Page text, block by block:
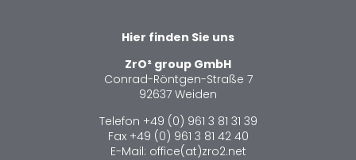
Hier finden Sie uns
ZrO² group GmbH
Conrad-Röntgen-Straße 7
92637 Weiden
Telefon +49 (0) 961 3 81 31 39
Fax +49 (0) 961 3 81 42 40
E-Mail: office(at)zro2.net